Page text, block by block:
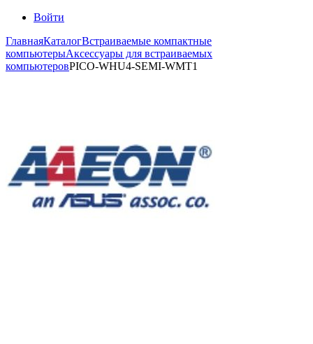
Войти
ГлавнаяКаталогВстраиваемые компактные
компьютерыАксессуары для встраиваемых
компьютеровPICO-WHU4-SEMI-WMT1